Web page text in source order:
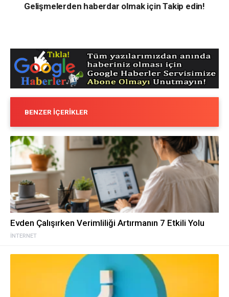
Gelişmelerden haberdar olmak için Takip edin!
BENZER İÇERIKLER
İNTERNET
Evden Çalışırken Verimliliği Artırmanın 7 Etkili Yolu